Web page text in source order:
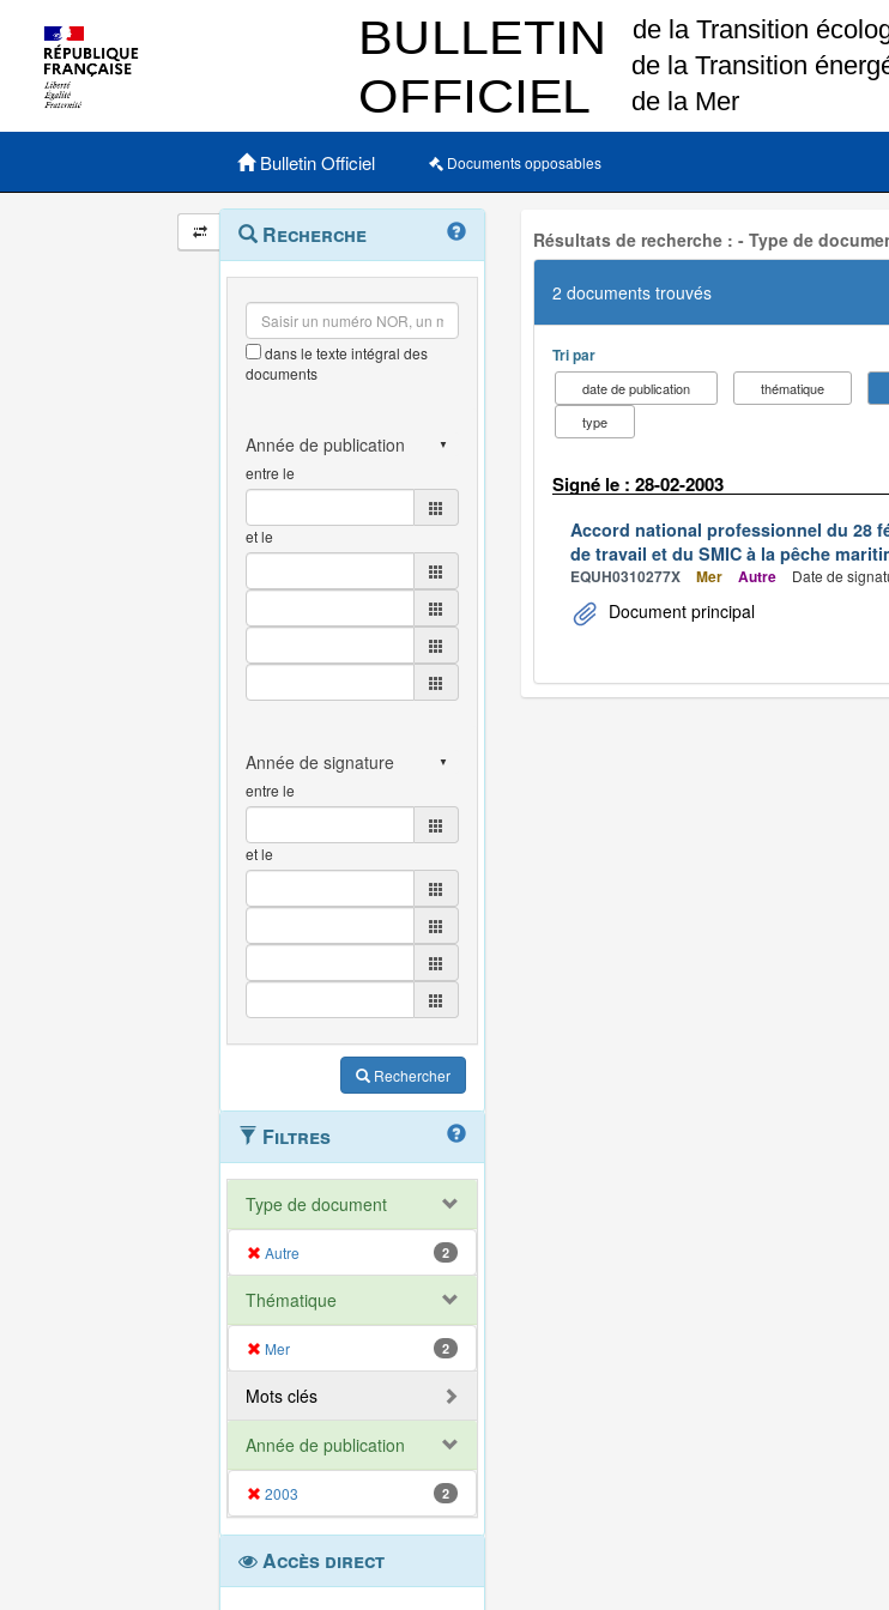
Menu principal
Bulletin Officiel Documents opposables
Navigation
et
outils
annexes
Menu
contextuel
Recherche
dans le texte intégral des
documents
entre le
et le
entre le
et le
Rechercher
Filtres
Type de document
Autre 2
Thématique
Mer 2
Mots clés
Année de publication
2003 2
Accès direct
Résultats de recherche : - Type de
2 documents trouvés
Tri par
date de publication thématique
type
Signé le : 28-02-2003
Accord national professionnel du 28
de travail et du SMIC à la pêche
EQUH0310277X Mer Autre Date de
Document principal